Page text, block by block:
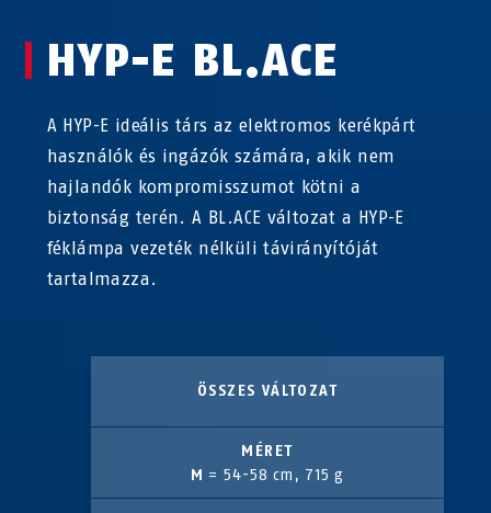
HYP-E BL.ACE
A HYP-E ideális társ az elektromos kerékpárt
használók és ingázók számára, akik nem
hajlandók kompromisszumot kötni a
biztonság terén. A BL.ACE változat a HYP-E
féklámpa vezeték nélküli távirányítóját
tartalmazza.
ÖSSZES VÁLTOZAT
MÉRET
M = 54-58 cm, 715 g